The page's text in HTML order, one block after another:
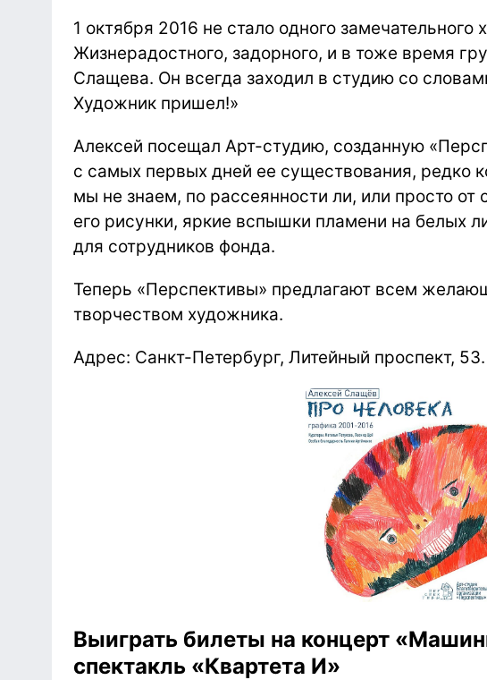
1 октября 2016 не стало одного замечательного
Жизнерадостного, задорного, и в тоже время
Слащева. Он всегда заходил в студию со
Художник пришел!»
Алексей посещал Арт-студию, созданную
с самых первых дней ее существования, редко
мы не знаем, по рассеянности ли, или просто
его рисунки, яркие вспышки пламени на белых
для сотрудников фонда.
Теперь «Перспективы» предлагают всем
творчеством художника.
Адрес: Санкт-Петербург, Литейный проспект,
Выиграть билеты на концерт
спектакль «Квартета И»